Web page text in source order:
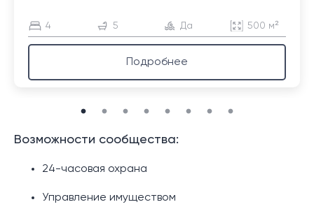
4 5 Да 500 м²
Подробнее
Возможности сообщества:
24-часовая охрана
Управление имуществом